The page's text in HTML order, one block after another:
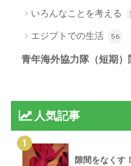
いろんなことを考える
エジプトでの生活 56
青年海外協力隊（短期）
人気記事
1
隙間をなくす